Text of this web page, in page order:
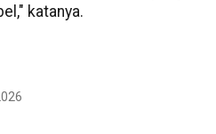
katanya.